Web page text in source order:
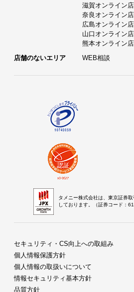
滋賀オンライン店
奈良オンライン店
広島オンライン店
山口オンライン店
熊本オンライン店
店舗のないエリア
WEB相談
タメニー株式会社は、東京証券
しております。（証券コード：
セキュリティ・CS向上への取組み
個人情報保護方針
個人情報の取扱いについて
情報セキュリティ基本方針
品質方針